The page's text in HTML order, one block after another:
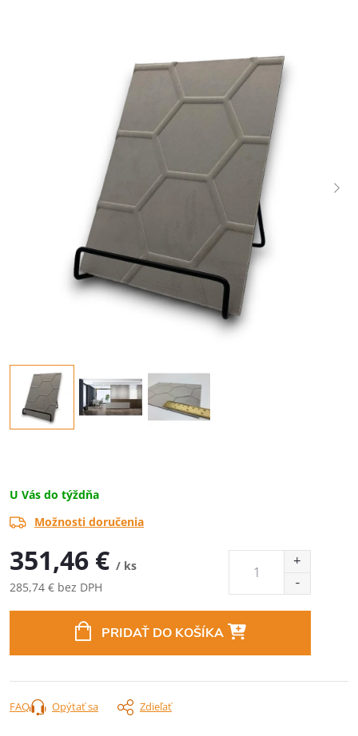
U Vás do týždňa
Možnosti doručenia
351,46 € / ks
285,74 € bez DPH
PRIDAŤ DO KOŠÍKA
Opýtať sa Zdieľať
FAQ